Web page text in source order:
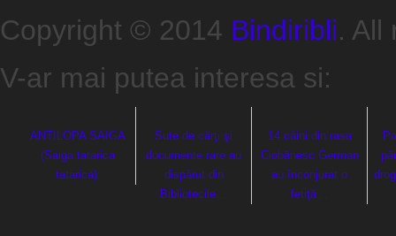
Copyright © 2014 Bindiribli. All
V-ar mai putea interesa si:
ANTILOPA SAIGA
(Saiga tatarica
tatarica):
Sute de cărţi şi
documente rare au
dispărut din
Bibliotecile…
14 câini din rasa
Ciobănesc German
au înconjurat o
fetiţă…